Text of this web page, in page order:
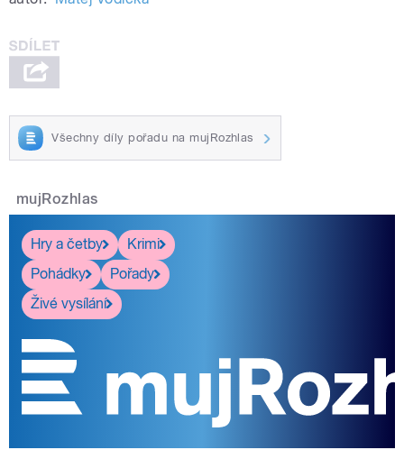
Všechny díly pořadu na mujRozhlas
mujRozhlas
Hry a četby
Krimi
Pohádky
Pořady
Živé vysílání